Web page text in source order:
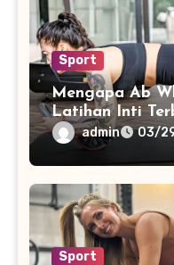
Sport
Mengapa Ab
Latihan Inti
admin 03/
Sport